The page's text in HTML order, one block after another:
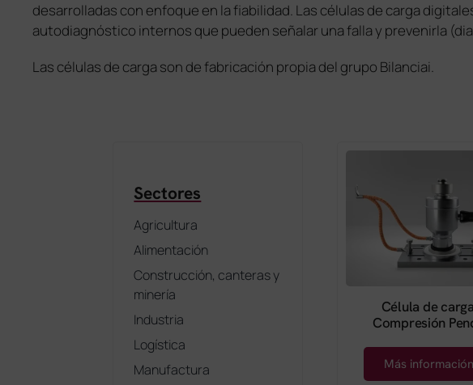
desarrolladas con enfoque en la fiabilidad. Las células de carga
autodiagnóstico internos que pueden señalar una falla y prevenirla
Las células de carga son de fabricación propia del grupo Bilanciai.
Sectores
Agricultura
Alimentación
Construcción, canteras y
minería
Industria
Logística
Manufactura
Célula de
Compresión
Más